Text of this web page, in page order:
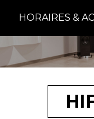
E-BOUTIQUE
HIFI GROUP
MAGASINS
HORAIRES &